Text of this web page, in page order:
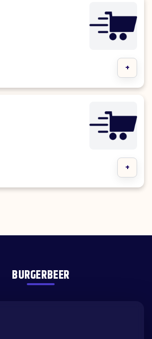
+
+
BURGERBEER